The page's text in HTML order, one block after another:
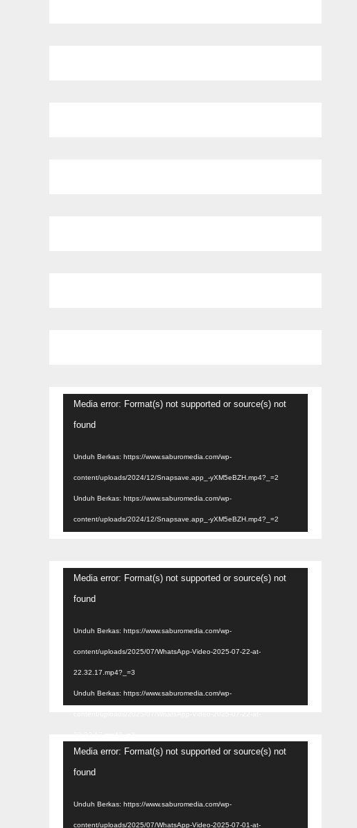
Pemutar
Video
Media error: Format(s) not supported or source(s) not
found
Unduh Berkas: https://www.saburomedia.com/wp-
content/uploads/2024/12/Snapsave.app_-yXM5eBZH.mp4?_=2
Unduh Berkas: https://www.saburomedia.com/wp-
content/uploads/2024/12/Snapsave.app_-yXM5eBZH.mp4?_=2
Pemutar
Video
Media error: Format(s) not supported or source(s) not
found
Unduh Berkas: https://www.saburomedia.com/wp-
content/uploads/2025/07/WhatsApp-Video-2025-07-22-at-
22.32.17.mp4?_=3
Unduh Berkas: https://www.saburomedia.com/wp-
Pemutar
Video
Media error: Format(s) not supported or source(s) not
found
Unduh Berkas: https://www.saburomedia.com/wp-
content/uploads/2025/07/WhatsApp-Video-2025-07-01-at-